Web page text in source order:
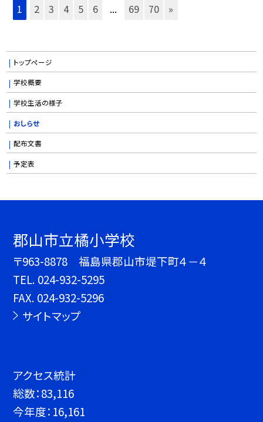
1 2 3 4 5 6 ... 69 70 »
トップページ
学校概要
学校生活の様子
おしらせ
配布文書
予定表
郡山市立橘小学校
〒963-8878 福島県郡山市堤下町４－４
TEL. 024-932-5295
FAX. 024-932-5296
サイトマップ
アクセス統計
総数：83,116
今年度： 16,161